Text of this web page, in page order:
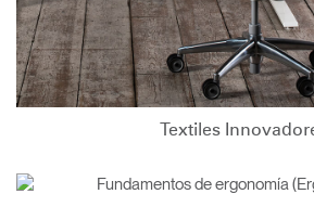
Textiles